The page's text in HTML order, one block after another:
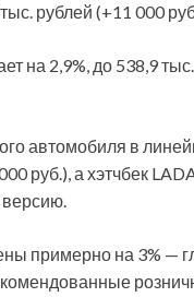
рублей (+11 000
на 2,9%, до 538,9
автомобиля в
руб.), а хэтчбек
версию.
примерно на 3% —